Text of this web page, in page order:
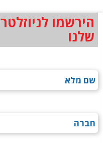
הירשמו לניוזלטר
שלנו